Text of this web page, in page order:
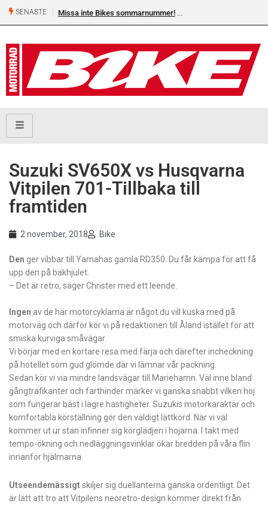
SENASTE
Missa inte Bikes sommarnummer! Shelby Turner, klar för GGN
Suzuki SV650X vs Husqvarna
Vitpilen 701-Tillbaka till
framtiden
2 november, 2018 Bike
Den ger vibbar till Yamahas gamla RD350. Du får kämpa för att få
upp den på bakhjulet.
– Det är retro, säger Christer med ett leende.
Ingen av de här motorcyklarna är något du vill kuska med på
motorväg och därför kör vi på redaktionen till Åland istället för att
smiska kurviga småvägar.
Vi börjar med en kortare resa med färja och därefter incheckning
på hotellet som gud glömde där vi lämnar vår packning.
Sedan kör vi via mindre landsvägar till Mariehamn. Väl inne bland
gångtrafikanter och farthinder märker vi ganska snabbt vilken hoj
som fungerar bäst i lägre hastigheter. Suzukis motorkaraktär och
komfortabla körställning gör den väldigt lättkörd. När vi väl
kommer ut ur stan infinner sig körglädjen i hojarna. I takt med
tempo-ökning och nedläggningsvinklar ökar bredden på våra flin
innanför hjälmarna.
Utseendemässigtskiljer sig duellanterna ganska ordentligt. Det
är lätt att tro att Vitpilens neoretro-design kommer direkt från